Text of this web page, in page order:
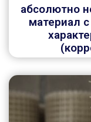
абсолютно
материал